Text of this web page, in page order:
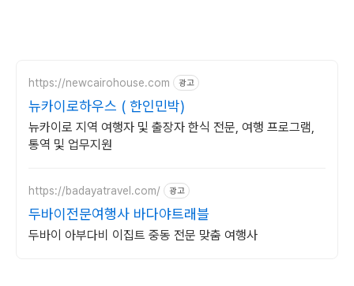
https://newcairohouse.com 광고
뉴카이로하우스 ( 한인민박)
뉴카이로 지역 여행자 및 출장자 한식 전문, 여행 프로그램,
통역 및 업무지원
https://badayatravel.com/ 광고
두바이전문여행사 바다야트래블
두바이 아부다비 이집트 중동 전문 맞춤 여행사